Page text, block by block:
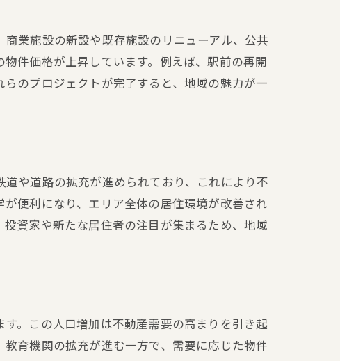
能性
ット
業施設の新設や既存施設のリニューアル、公共
件価格が上昇しています。例えば、駅前の再開
のプロジェクトが完了すると、地域の魅力が一
や道路の拡充が進められており、これにより不
便利になり、エリア全体の居住環境が改善され
資家や新たな居住者の注目が集まるため、地域
。この人口増加は不動産需要の高まりを引き起
育機関の拡充が進む一方で、需要に応じた物件